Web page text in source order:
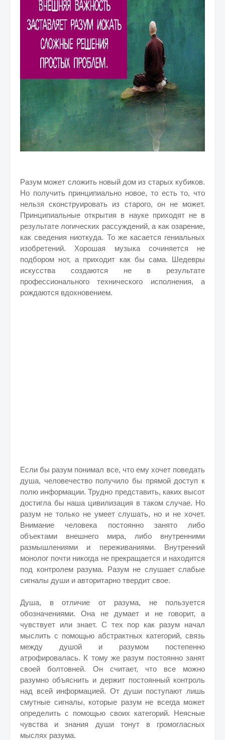
Разум может сложить новый дом из старых кубиков.
Но получить принципиально новое, то есть то, что
нельзя сконструировать из старого, он не может.
Принципиальные открытия в науке приходят не в
результате логических рассуждений, а как озарение,
как сведения ниоткуда. То же касается гениальных
изобретений. Хорошая музыка сочиняется не
подбором нот, а приходит как бы сама. Шедевры
искусства создаются не в результате
профессионального технического исполнения, а
рождаются вдохновением.
Если бы разум понимал все, что ему хочет поведать
душа, человечество получило бы прямой доступ к
полю информации. Трудно представить, каких высот
достигла бы наша цивилизация в таком случае. Но
разум не только не умеет слушать, но и не хочет.
Внимание человека постоянно занято либо
объектами внешнего мира, либо внутренними
размышлениями и переживаниями. Внутренний
монолог почти никогда не прекращается и находится
под контролем разума. Разум не слушает слабые
сигналы души и авторитарно твердит свое.
Душа, в отличие от разума, не пользуется
обозначениями. Она не думает и не говорит, а
чувствует или знает. С тех пор как разум начал
мыслить с помощью абстрактных категорий, связь
между душой и разумом постепенно
атрофировалась. К тому же разум постоянно занят
своей болтовней. Он считает, что все можно
разумно объяснить и держит постоянный контроль
над всей информацией. От души поступают лишь
смутные сигналы, которые разум не всегда может
определить с помощью своих категорий. Неясные
чувства и знания души тонут в громогласных
мыслях разума.